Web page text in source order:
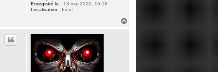
Enregistré le : 13 mai 2020, 16:18
Localisation : Isère